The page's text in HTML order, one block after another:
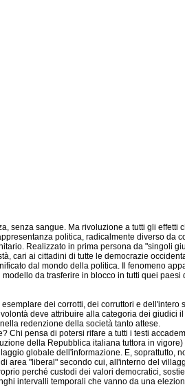
senza sangue. Ma rivoluzione a tutti gli effetti
politica, radicalmente diverso da
Realizzato in prima persona da "singoli
cari ai cittadini di tutte le democrazie
dal mondo della politica. Il fenomeno
da trasferire in blocco in tutti quei paesi
dei corrotti, dei corruttori e dell'intero
deve attribuire alla categoria dei giudici
redenzione della società tanto attese.
Chi pensa di potersi rifare a tutti i testi
della Repubblica italiana tuttora in
globale dell'informazione. E, soprattutto,
area "liberal" secondo cui, all'interno del
perché custodi dei valori democratici,
intervalli temporali che vanno da una